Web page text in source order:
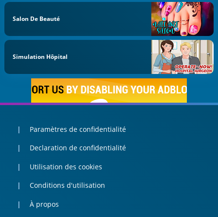
Salon De Beauté
Simulation Hôpital
Paramètres de confidentialité
Declaration de confidentialité
Utilisation des cookies
Conditions d'utilisation
À propos